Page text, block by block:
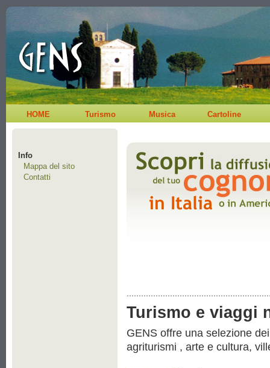
HOME Turismo Musica Cartoline
Info
Mappa del sito
Contatti
Turismo e viaggi
GENS offre una selezione
agriturismi , arte e cultura,